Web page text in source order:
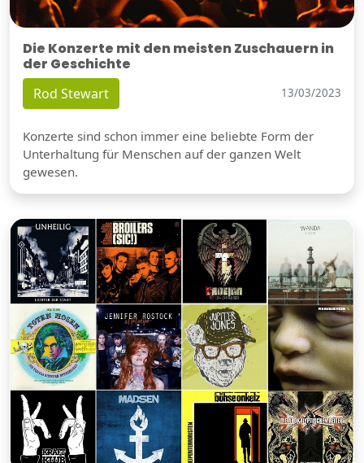
Die Konzerte mit den meisten Zuschauern in
der Geschichte
Rod Stewart 13/03/2023
Konzerte sind schon immer eine beliebte Form der
Unterhaltung für Menschen auf der ganzen Welt
gewesen.